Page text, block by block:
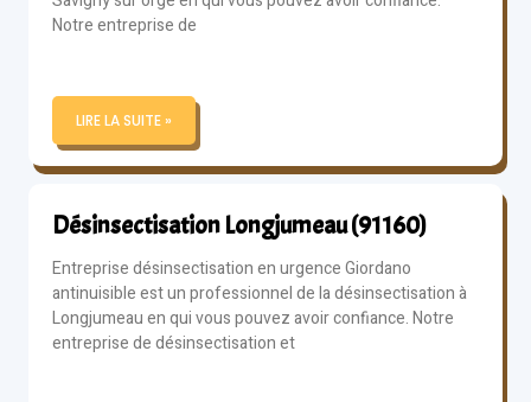
Notre entreprise de
LIRE LA SUITE »
Désinsectisation Longjumeau (91160)
Entreprise désinsectisation en urgence Giordano
antinuisible est un professionnel de la désinsectisation à
Longjumeau en qui vous pouvez avoir confiance. Notre
entreprise de désinsectisation et